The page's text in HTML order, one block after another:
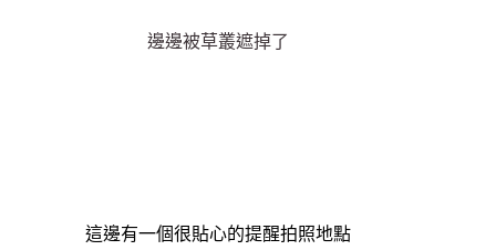
邊邊被草叢遮掉了
這邊有一個很貼心的提醒拍照地點